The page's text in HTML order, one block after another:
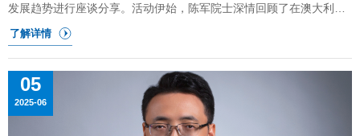
发展趋势进行座谈分享。活动伊始，陈军院士深情回顾了在澳大利亚
窦世学院士/刘华鹍院士课题组的求学生涯与职业起步岁月，并简要介
绍了团队最新研究脉络与重点方向。在随后的座谈会上，陈院士坦诚
们展开了亲切互动，对大家关心的问题给予了细致解答，激励青年教
师和学生，科研之路道阻且长，唯有志存高远，方能追求卓越。告诫
同学们要永葆好奇，在兴趣驱动下深耕细作；要开阔视野，主动拥抱
05
2025-06